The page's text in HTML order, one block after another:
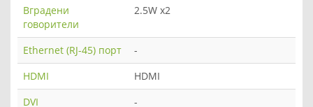
Вградени
говорители
2.5W x2
Ethernet (RJ-45) порт
-
HDMI
HDMI
DVI
-